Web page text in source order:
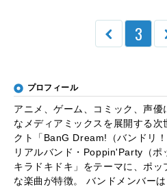
3
プロフィール
アニメ、ゲーム、コミック、声優
なメディアミックスを展開する次
クト「BanG Dream!（バンドリ
リアルバンド・Poppin'Party（ポ
キラドキドキ」をテーマに、ポ
な楽曲が特徴。 バンドメンバー